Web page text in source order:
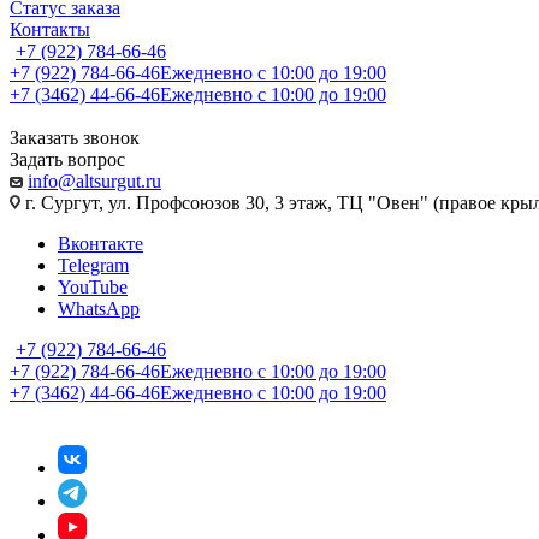
Статус заказа
Контакты
+7 (922) 784-66-46
+7 (922) 784-66-46Ежедневно с 10:00 до 19:00
+7 (3462) 44-66-46Ежедневно с 10:00 до 19:00
Заказать звонок
Задать вопрос
info@altsurgut.ru
г. Сургут, ул. Профсоюзов 30, 3 этаж, ТЦ "Овен" (правое
Вконтакте
Telegram
YouTube
WhatsApp
+7 (922) 784-66-46
+7 (922) 784-66-46Ежедневно с 10:00 до 19:00
+7 (3462) 44-66-46Ежедневно с 10:00 до 19:00